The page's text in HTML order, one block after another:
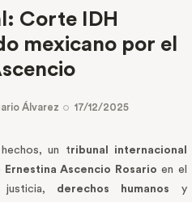
Corte IDH
mexicano por el
Álvarez 17/12/2025
un tribunal internacional
Ernestina Ascencio Rosario en el
derechos humanos y